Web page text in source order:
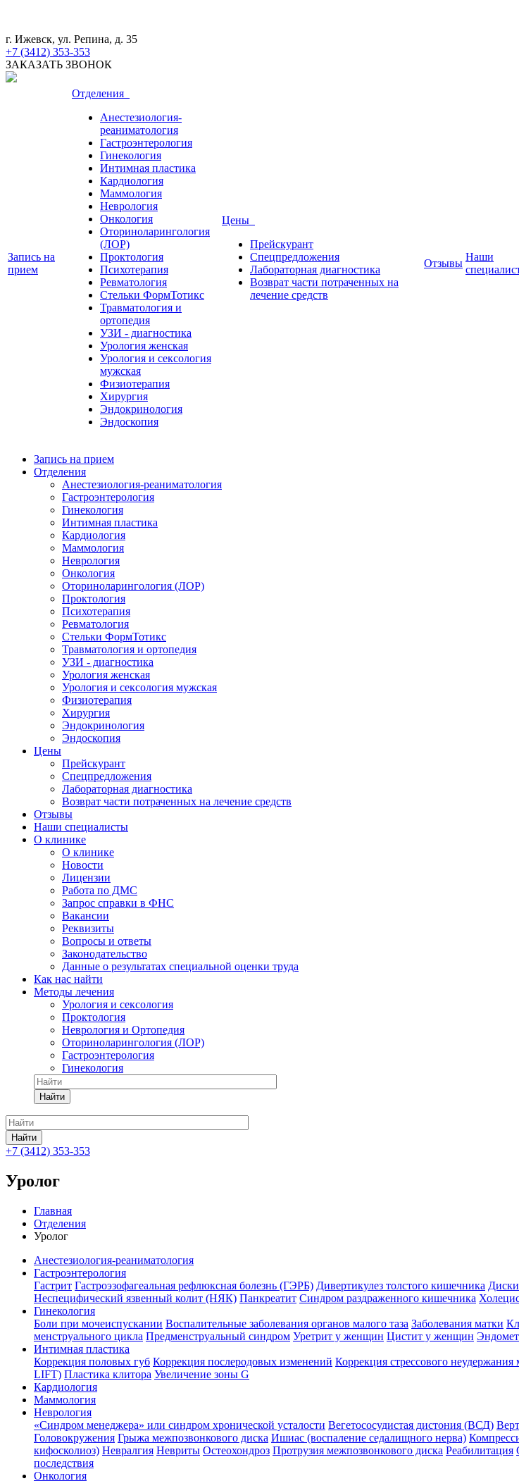
г. Ижевск, ул. Репина, д. 35
+7 (3412) 353-353
ЗАКАЗАТЬ ЗВОНОК
Запись на
прием
Отделения
Анестезиология-
реаниматология
Гастроэнтерология
Гинекология
Интимная пластика
Кардиология
Маммология
Неврология
Онкология
Оториноларингология
(ЛОР)
Проктология
Психотерапия
Ревматология
Стельки ФормТотикс
Травматология и
ортопедия
УЗИ - диагностика
Урология женская
Урология и сексология
мужская
Физиoтepaпия
Хирургия
Эндокринология
Эндоскопия
Цены
Прейскурант
Спецпредложения
Лабораторная диагностика
Возврат части потраченных на
лечение средств
Отзывы
Наши
Запись на прием
Отделения
Анестезиология-реаниматология
Гастроэнтерология
Гинекология
Интимная пластика
Кардиология
Маммология
Неврология
Онкология
Оториноларингология (ЛОР)
Проктология
Психотерапия
Ревматология
Стельки ФормТотикс
Травматология и ортопедия
УЗИ - диагностика
Урология женская
Урология и сексология мужская
Физиoтepaпия
Хирургия
Эндокринология
Эндоскопия
Цены
Прейскурант
Спецпредложения
Лабораторная диагностика
Возврат части потраченных на лечение средств
Отзывы
Наши специалисты
О клинике
О клинике
Новости
Лицензии
Работа по ДМС
Запрос справки в ФНС
Вакансии
Реквизиты
Вопросы и ответы
Законодательство
Данные о результатах специальной оценки труда
Как нас найти
Методы лечения
Урология и сексология
Проктология
Неврология и Ортопедия
Оториноларингология (ЛОР)
Гастроэнтерология
Гинекология
Найти
Найти
+7 (3412) 353-353
Уролог
Главная
Отделения
Уролог
Анестезиология-реаниматология
Гастроэнтерология
Гастрит Гастроэзофагеальная рефлюксная болезнь (ГЭРБ) Дивертикулез толстого кишечника
Неспецифический язвенный колит (НЯК) Панкреатит Синдром раздраженного кишечника
Гинекология
Боли при мочеиспускании Воспалительные заболевания органов малого таза Заболевания матки
менструального цикла Предменструальный синдром Уретрит у женщин Цистит у женщин
Интимная пластика
Коррекция половых губ Коррекция послеродовых изменений Коррекция стрессового неудержания
LIFT) Пластика клитора Увеличение зоны G
Кардиология
Маммология
Неврология
«Синдром менеджера» или синдром хронической усталости Вегетососудистая дистония (ВСД)
Головокружения Грыжа межпозвонкового диска Ишиас (воспаление седалищного нерва)
кифосколиоз) Невралгия Невриты Остеохондроз Протрузия межпозвонкового диска Реабилитация
последствия
Онкология